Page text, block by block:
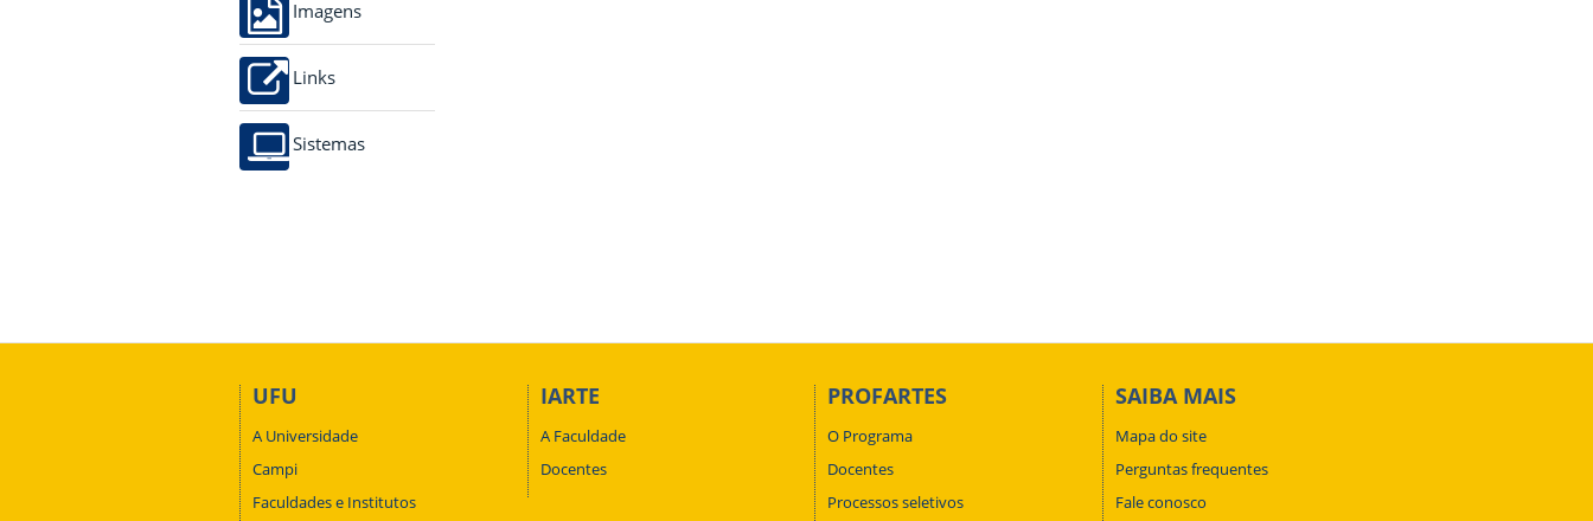
Imagens
Links
Sistemas
UFU
A Universidade
Campi
Faculdades e Institutos
IARTE
A Faculdade
Docentes
PROFARTES
O Programa
Docentes
Processos seletivos
SAIBA MAIS
Mapa do site
Perguntas frequentes
Fale conosco